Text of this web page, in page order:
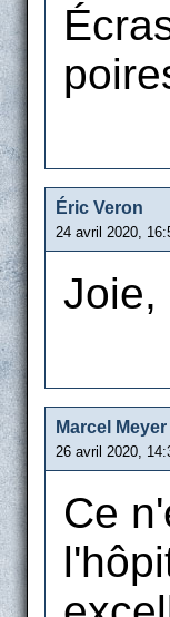
Éric Veron
24 avril 2020,
Joie,
Marcel Meyer
26 avril 2020,
Ce